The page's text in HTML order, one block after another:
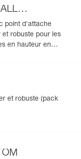
point d'attache
et robuste pour les
en hauteur en
et robuste (pack